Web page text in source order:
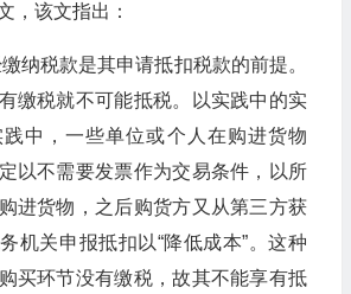
，该文指出：
纳税款是其申请抵扣税款的前提。
缴税就不可能抵税。以实践中的实
中，一些单位或个人在购进货物
以不需要发票作为交易条件，以所
进货物，之后购货方又从第三方获
机关申报抵扣以“降低成本”。这种
买环节没有缴税，故其不能享有抵